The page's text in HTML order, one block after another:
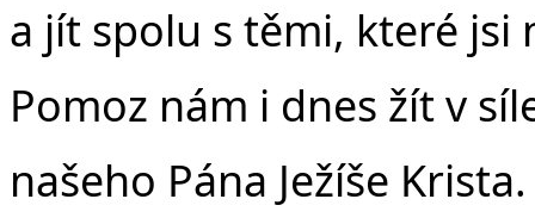
a jít spolu s těmi, které jsi
Pomoz nám i dnes žít v
našeho Pána Ježíše Krista.